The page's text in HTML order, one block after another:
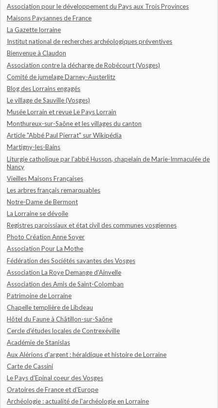
Association pour le développement du Pays aux Trois Provinces
Maisons Paysannes de France
La Gazette lorraine
Institut national de recherches archéologiques préventives
Bienvenue à Claudon
Association contre la décharge de Robécourt (Vosges)
Comité de jumelage Darney-Austerlitz
Blog des Lorrains engagés
Le village de Sauville (Vosges)
Musée Lorrain et revue Le Pays Lorrain
Monthureux-sur-Saône et les villages du canton
Article "Abbé Paul Pierrat" sur Wikipédia
Martigny-les-Bains
Liturgie catholique par l'abbé Husson, chapelain de Marie-Immaculée de
Nancy
Vieilles Maisons Françaises
Les arbres français remarquables
Notre-Dame de Bermont
La Lorraine se dévoile
Registres paroissiaux et état civil des communes vosgiennes
Photo Création Anne Soyer
Association Pour La Mothe
Fédération des Sociétés savantes des Vosges
Association La Roye Demange d'Ainvelle
Association des Amis de Saint-Colomban
Patrimoine de Lorraine
Chapelle templière de Libdeau
Hôtel du Faune à Châtillon-sur-Saône
Cercle d'études locales de Contrexéville
Académie de Stanislas
Aux Alérions d'argent : héraldique et histoire de Lorraine
Carte de Cassini
Le Pays d'Epinal coeur des Vosges
Oratoires de France et d'Europe
Archéologie : actualité de l'archéologie en Lorraine